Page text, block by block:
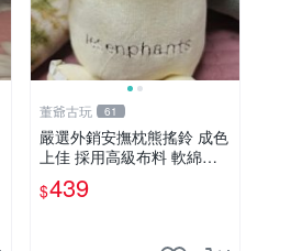
董爺古玩 61
嚴選外銷安撫枕熊搖鈴 成色
上佳 採用高級布料 軟綿適
合收藏 安心選購 安撫枕 熊
玩具 搖鈴
$439